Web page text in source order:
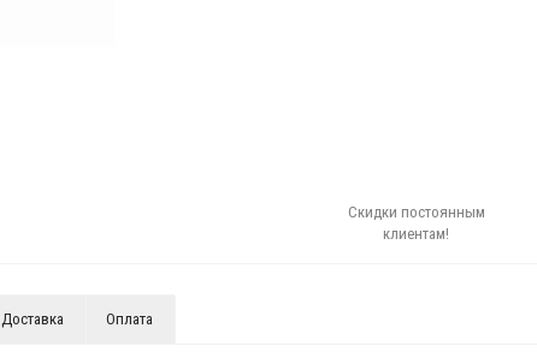
Скидки постоянным
клиентам!
Доставка Оплата